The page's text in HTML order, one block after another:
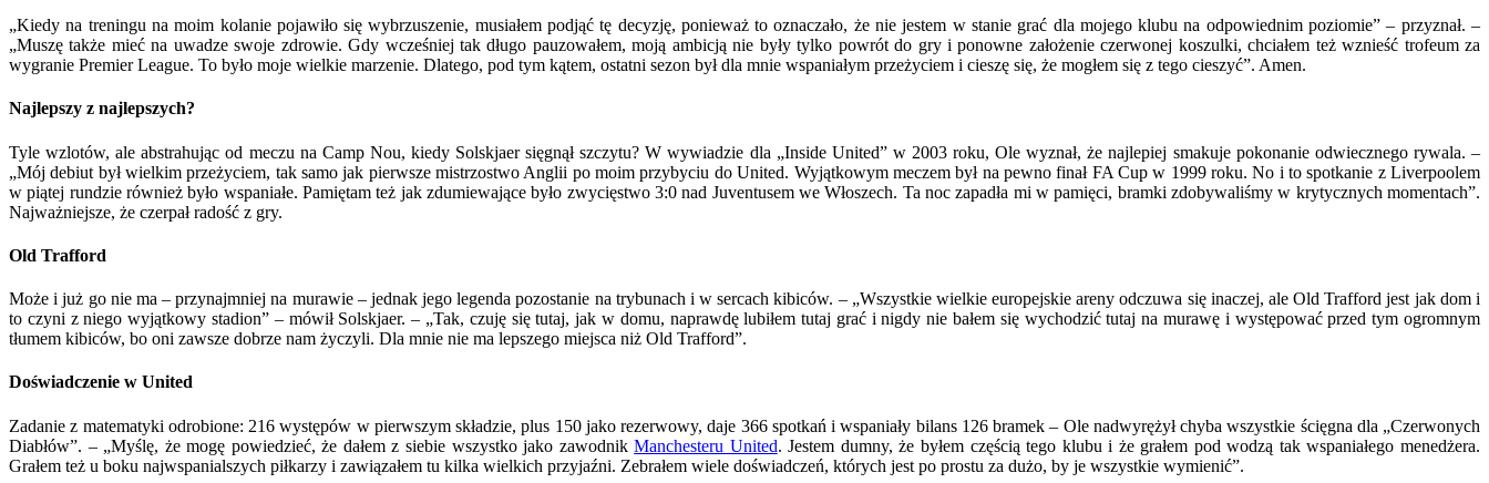
„Kiedy na treningu na moim kolanie pojawiło się wybrzuszenie, musiałem podjąć tę decyzję, ponieważ to oznaczało, że nie jestem w stanie grać dla mojego klubu na odpowiednim poziomie” – przyznał. –
„Muszę także mieć na uwadze swoje zdrowie. Gdy wcześniej tak długo pauzowałem, moją ambicją nie były tylko powrót do gry i ponowne założenie czerwonej koszulki, chciałem też wznieść trofeum za
wygranie Premier League. To było moje wielkie marzenie. Dlatego, pod tym kątem, ostatni sezon był dla mnie wspaniałym przeżyciem i cieszę się, że mogłem się z tego cieszyć”. Amen.
Najlepszy z najlepszych?
Tyle wzlotów, ale abstrahując od meczu na Camp Nou, kiedy Solskjaer sięgnął szczytu? W wywiadzie dla „Inside United” w 2003 roku, Ole wyznał, że najlepiej smakuje pokonanie odwiecznego rywala. –
„Mój debiut był wielkim przeżyciem, tak samo jak pierwsze mistrzostwo Anglii po moim przybyciu do United. Wyjątkowym meczem był na pewno finał FA Cup w 1999 roku. No i to spotkanie z Liverpoolem
w piątej rundzie również było wspaniałe. Pamiętam też jak zdumiewające było zwycięstwo 3:0 nad Juventusem we Włoszech. Ta noc zapadła mi w pamięci, bramki zdobywaliśmy w krytycznych momentach”.
Najważniejsze, że czerpał radość z gry.
Old Trafford
Może i już go nie ma – przynajmniej na murawie – jednak jego legenda pozostanie na trybunach i w sercach kibiców. – „Wszystkie wielkie europejskie areny odczuwa się inaczej, ale Old Trafford jest jak dom i
to czyni z niego wyjątkowy stadion” – mówił Solskjaer. – „Tak, czuję się tutaj, jak w domu, naprawdę lubiłem tutaj grać i nigdy nie bałem się wychodzić tutaj na murawę i występować przed tym ogromnym
tłumem kibiców, bo oni zawsze dobrze nam życzyli. Dla mnie nie ma lepszego miejsca niż Old Trafford”.
Doświadczenie w United
Zadanie z matematyki odrobione: 216 występów w pierwszym składzie, plus 150 jako rezerwowy, daje 366 spotkań i wspaniały bilans 126 bramek – Ole nadwyrężył chyba wszystkie ścięgna dla „Czerwonych
Diabłów”. – „Myślę, że mogę powiedzieć, że dałem z siebie wszystko jako zawodnikManchesteru United. Jestem dumny, że byłem częścią tego klubu i że grałem pod wodzą tak wspaniałego menedżera.
Grałem też u boku najwspanialszych piłkarzy i zawiązałem tu kilka wielkich przyjaźni. Zebrałem wiele doświadczeń, których jest po prostu za dużo, by je wszystkie wymienić”.